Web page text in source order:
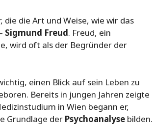
die die Art und Weise, wie wir das
Sigmund Freud. Freud, ein
wird oft als der Begründer der
einen Blick auf sein Leben zu
Bereits in jungen Jahren zeigte
in Wien begann er,
Grundlage der Psychoanalyse bilden.